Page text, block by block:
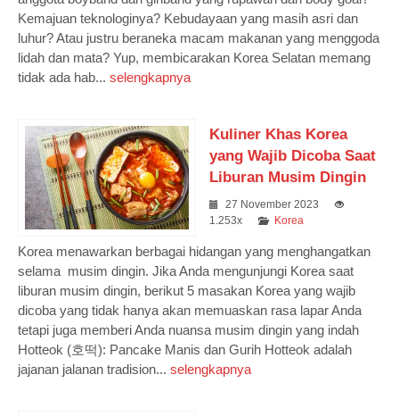
Kemajuan teknologinya? Kebudayaan yang masih asri dan
luhur? Atau justru beraneka macam makanan yang menggoda
lidah dan mata? Yup, membicarakan Korea Selatan memang
tidak ada hab... selengkapnya
Kuliner Khas Korea
yang Wajib Dicoba Saat
Liburan Musim Dingin
27 November 2023
1.253x
Korea
Korea menawarkan berbagai hidangan yang menghangatkan
selama musim dingin. Jika Anda mengunjungi Korea saat
liburan musim dingin, berikut 5 masakan Korea yang wajib
dicoba yang tidak hanya akan memuaskan rasa lapar Anda
tetapi juga memberi Anda nuansa musim dingin yang indah
Hotteok (호떡): Pancake Manis dan Gurih Hotteok adalah
jajanan jalanan tradision... selengkapnya